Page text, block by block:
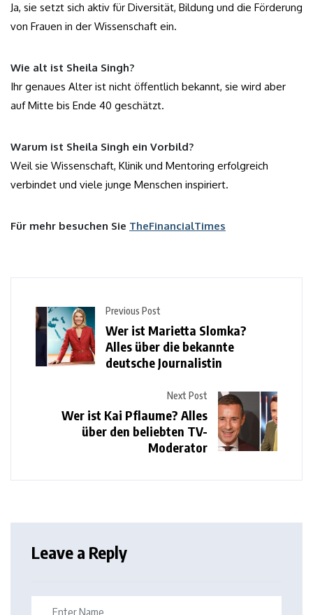
Ja, sie setzt sich aktiv für Diversität, Bildung und die Förderung
von Frauen in der Wissenschaft ein.
Wie alt ist Sheila Singh?
Ihr genaues Alter ist nicht öffentlich bekannt, sie wird aber
auf Mitte bis Ende 40 geschätzt.
Warum ist Sheila Singh ein Vorbild?
Weil sie Wissenschaft, Klinik und Mentoring erfolgreich
verbindet und viele junge Menschen inspiriert.
Für mehr besuchen Sie TheFinancialTimes
Previous Post
Wer ist Marietta Slomka?
Alles über die bekannte
deutsche Journalistin
Next Post
Wer ist Kai Pflaume? Alles
über den beliebten TV-
Moderator
Leave a Reply